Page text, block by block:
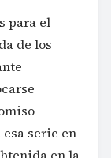
para el
de los
serie en